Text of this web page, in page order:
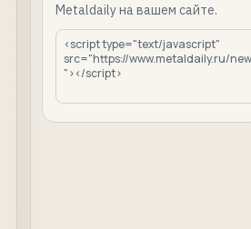
Metaldaily на вашем сайте.